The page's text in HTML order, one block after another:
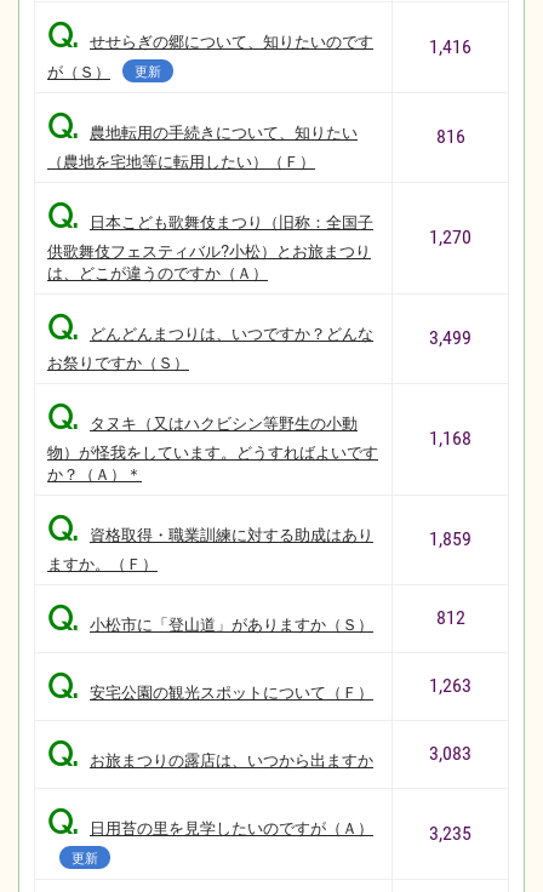
Q. せせらぎの郷について、知りたいのです
が（Ｓ）
更新
1,416
Q. 農地転用の手続きについて、知りたい
（農地を宅地等に転用したい）（Ｆ）
816
Q.
日本こども歌舞伎まつり（旧称：全国子
供歌舞伎フェスティバル?小松）とお旅まつり
は、どこが違うのですか（Ａ）
1,270
Q.
どんどんまつりは、いつですか？どんな
お祭りですか（Ｓ）
3,499
Q. タヌキ（又はハクビシン等野生の小動
物）が怪我をしています。どうすればよいです
か？（Ａ）＊
1,168
Q. 資格取得・職業訓練に対する助成はあり
ますか。（Ｆ）
1,859
Q. 小松市に「登山道」がありますか（Ｓ） 812
Q. 安宅公園の観光スポットについて（Ｆ） 1,263
Q. お旅まつりの露店は、いつから出ますか 3,083
Q. 日用苔の里を見学したいのですが（Ａ）
更新
3,235